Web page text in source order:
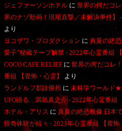
ジェファーソンホテル に 世界の何だコ
界のナゾ動画！現場直撃／未解決事件】
より
ヨコザワ・プロダクション に 真夏の絶
愛子”秘蔵テープ解禁 - 2022年心霊番組
COCO CAFE RELIEF に 世界の何だコレ
番組 【畏怖・心霊】
より
ランドルフ郡診療所 に 未科学ワールド★
UFO語る…満島真之介 - 2022年心霊番組
ホテル・アリス に 真夏の絶恐映像 日本
怪奇体験が続々 - 2023年心霊番組 【畏怖